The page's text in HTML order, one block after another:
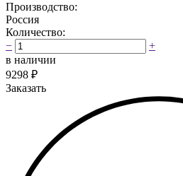
Производство:
Россия
Количество:
−
+
в наличии
9298 ₽
Заказать